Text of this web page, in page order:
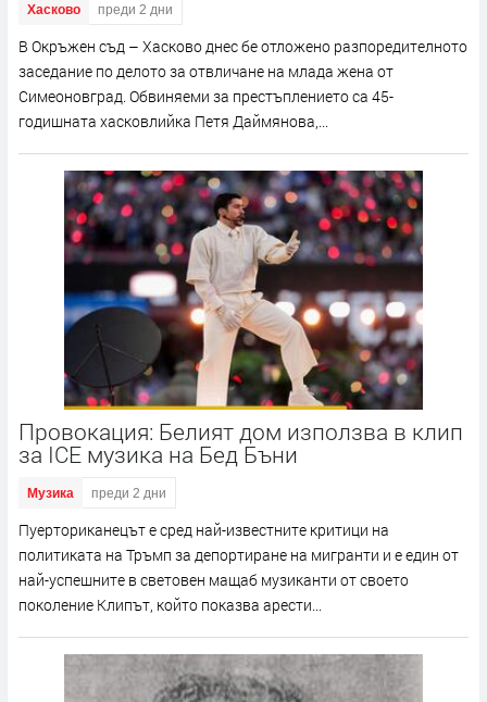
Хасково преди 2 дни
В Окръжен съд – Хасково днес бе отложено разпоредителното
заседание по делото за отвличане на млада жена от
Симеоновград. Обвиняеми за престъплението са 45-
годишната хасковлийка Петя Даймянова,...
Провокация: Белият дом използва в клип
за ICE музика на Бед Бъни
Музика преди 2 дни
Пуерториканецът е сред най-известните критици на
политиката на Тръмп за депортиране на мигранти и е един от
най-успешните в световен мащаб музиканти от своето
поколение Клипът, който показва арести...